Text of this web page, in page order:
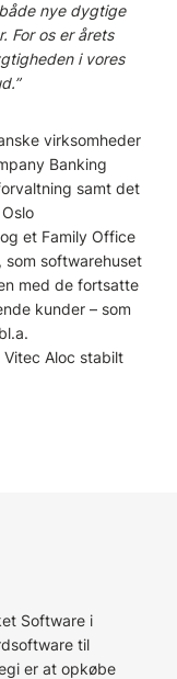
nye dygtige
For os er årets
i vores
virksomheder
Banking
samt det
et Family Office
som softwarehuset
med de fortsatte
kunder – som
Aloc stabilt
Software i
til
er at opkøbe